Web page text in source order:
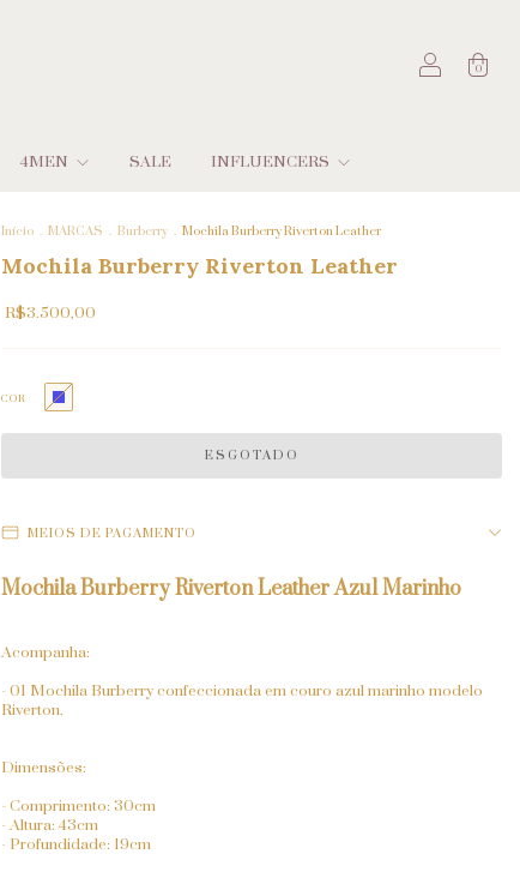
0
4MEN SALE INFLUENCERS
Início . MARCAS . Burberry . Mochila Burberry Riverton Leather
Mochila Burberry Riverton Leather
R$3.500,00
COR
MEIOS DE PAGAMENTO
Mochila Burberry Riverton Leather Azul Marinho
Acompanha:
- 01 Mochila Burberry confeccionada em couro azul marinho modelo
Riverton.
Dimensões:
- Comprimento: 30cm
- Altura: 43cm
- Profundidade: 19cm